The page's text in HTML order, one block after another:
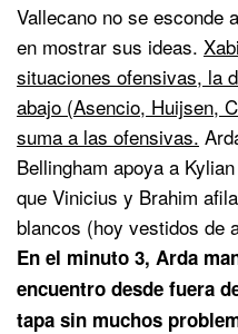
Vallecano no se esconde
en mostrar sus ideas.
situaciones ofensivas, la
abajo (Asencio, Huijsen,
suma a las ofensivas.
Bellingham apoya a
que Vinicius y Brahim
blancos (hoy vestidos de
En el minuto 3, Arda
encuentro desde fuera
tapa sin muchos